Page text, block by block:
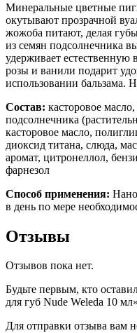
Минеральные цветные
окутывают прозрачной
жожоба питают, делая
из семян подсолнечника
удерживает естественную
розы и ванили подарит
использовании бальзама.
Состав: касторовое
подсолнечника
касторовое масло,
диоксид титана, слюда,
аромат, цитронеллол,
фарнезол
Способ применения:
в день по мере
Отзывы
Отзывов пока нет.
Будьте первым, кто
для губ Nude Weleda 10 мл»
Для отправки отзыва вам